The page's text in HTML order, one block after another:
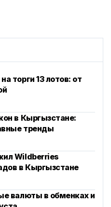
торги 13 лотов: от
в Кыргызстане:
тренды
Wildberries
в Кыргызстане
валюты в обменках и